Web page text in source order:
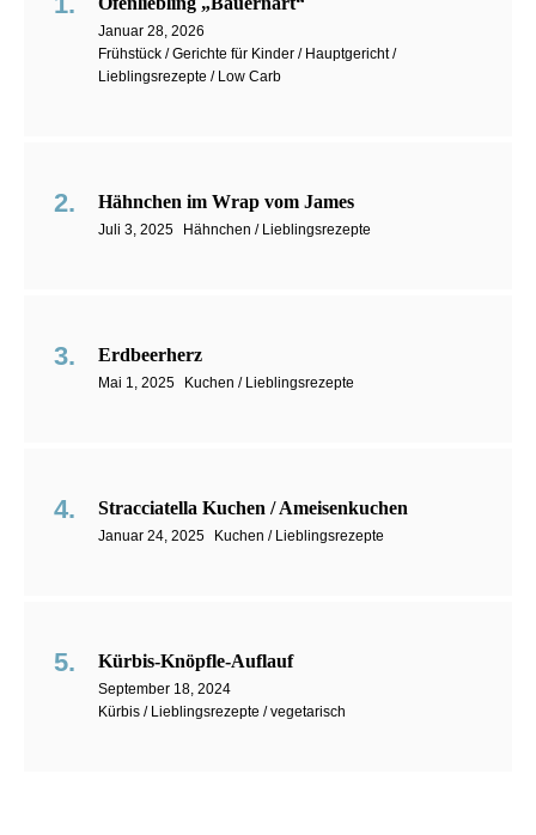
Januar 28, 2026
Frühstück / Gerichte für Kinder / Hauptgericht /
Lieblingsrezepte / Low Carb
Hähnchen im Wrap vom James
Juli 3, 2025 Hähnchen / Lieblingsrezepte
Erdbeerherz
Mai 1, 2025 Kuchen / Lieblingsrezepte
Stracciatella Kuchen / Ameisenkuchen
Januar 24, 2025 Kuchen / Lieblingsrezepte
Kürbis-Knöpfle-Auflauf
September 18, 2024
Kürbis / Lieblingsrezepte / vegetarisch